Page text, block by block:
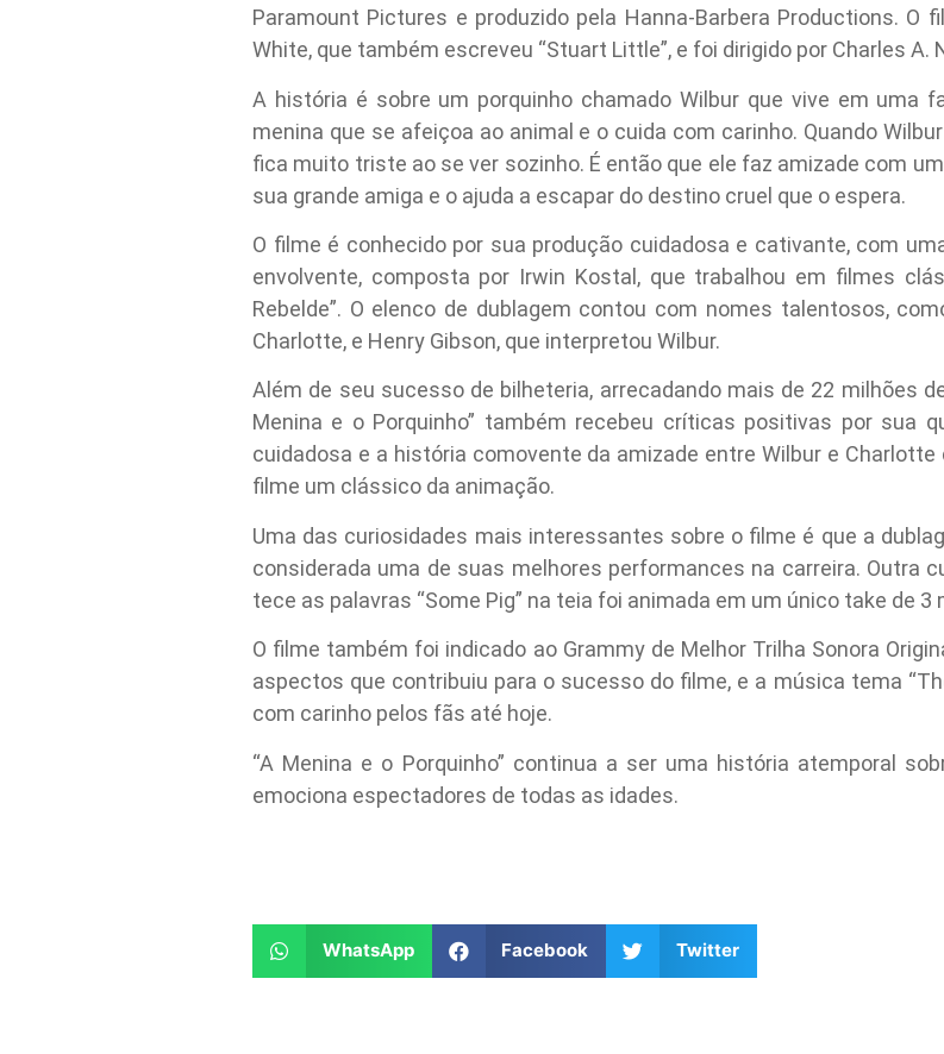
Paramount Pictures e produzido pela Hanna-Barbera Productions. O
White, que também escreveu “Stuart Little”, e foi dirigido por Charles A.
A história é sobre um porquinho chamado Wilbur que vive em uma
menina que se afeiçoa ao animal e o cuida com carinho. Quando
fica muito triste ao se ver sozinho. É então que ele faz amizade com
sua grande amiga e o ajuda a escapar do destino cruel que o espera.
O filme é conhecido por sua produção cuidadosa e cativante, com
envolvente, composta por Irwin Kostal, que trabalhou em filmes
Rebelde”. O elenco de dublagem contou com nomes talentosos,
Charlotte, e Henry Gibson, que interpretou Wilbur.
Além de seu sucesso de bilheteria, arrecadando mais de 22 milhões
Menina e o Porquinho” também recebeu críticas positivas por sua
cuidadosa e a história comovente da amizade entre Wilbur e
filme um clássico da animação.
Uma das curiosidades mais interessantes sobre o filme é que a
considerada uma de suas melhores performances na carreira. Outra
tece as palavras “Some Pig” na teia foi animada em um único take de
O filme também foi indicado ao Grammy de Melhor Trilha Sonora
aspectos que contribuiu para o sucesso do filme, e a música tema
com carinho pelos fãs até hoje.
“A Menina e o Porquinho” continua a ser uma história atemporal
emociona espectadores de todas as idades.
WhatsApp Facebook Twitter